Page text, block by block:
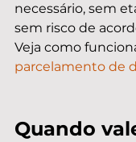
necessário, sem
sem risco de
Veja como
parcelamento de
Quando